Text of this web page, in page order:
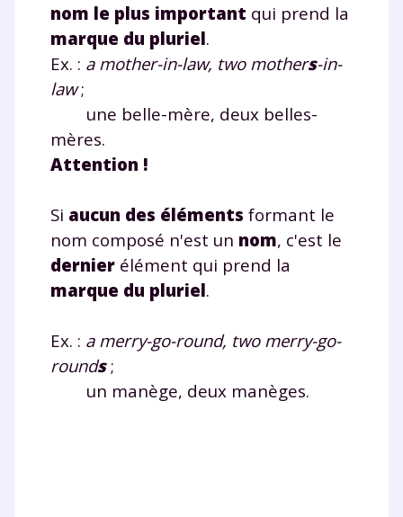
nom le plus important qui prend la
marque du pluriel.
Ex. : a mother-in-law, two mothers-in-
law;
une belle-mère, deux belles-
mères.
Attention !
Si aucun des éléments formant le
nom composé n'est un nom, c'est le
dernier élément qui prend la
marque du pluriel.
Ex. : a merry-go-round, two merry-go-
rounds;
un manège, deux manèges.
Envie de progresser
et de réussir votre
année scolaire ?